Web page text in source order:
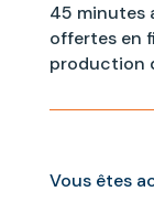
45 minutes
offertes en
production
Vous êtes